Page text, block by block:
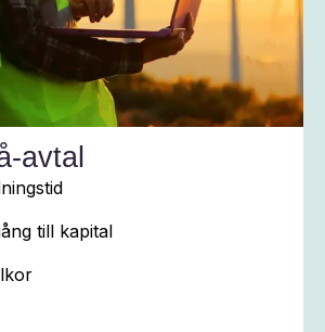
avtal
till kapital